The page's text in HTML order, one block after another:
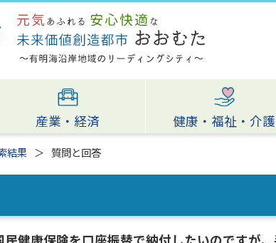
産業・経済 健康・福祉・介護
結果 質問と回答